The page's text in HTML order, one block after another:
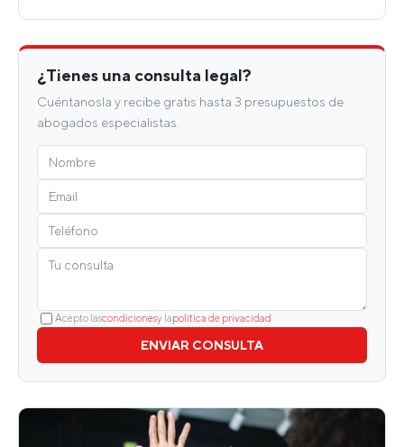
¿Tienes una consulta legal?
Cuéntanosla y recibe gratis hasta 3 presupuestos de
abogados especialistas.
Acepto lascondicionesy lapolítica de privacidad
ENVIAR CONSULTA